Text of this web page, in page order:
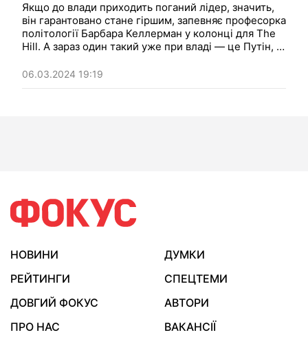
Якщо до влади приходить поганий лідер, значить,
він гарантовано стане гіршим, запевняє професорка
політології Барбара Келлерман у колонці для The
Hill. А зараз один такий уже при владі — це Путін, а
06.03.2024 19:19
НОВИНИ
ДУМКИ
РЕЙТИНГИ
СПЕЦТЕМИ
ДОВГИЙ ФОКУС
АВТОРИ
ПРО НАС
ВАКАНСІЇ